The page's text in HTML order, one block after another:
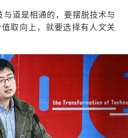
与道是相通的，要摆脱技术与
取向上，就要选择有人文关